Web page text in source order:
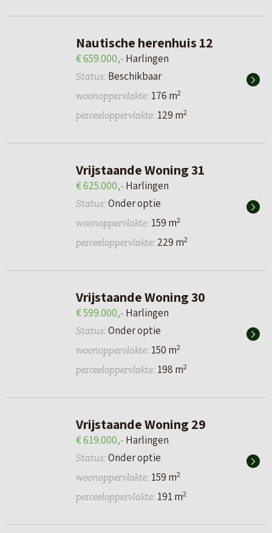
Nautische herenhuis 12
€ 659.000,- Harlingen
Status: Beschikbaar
woonoppervlakte: 176 m2
perceeloppervlakte: 129 m2
Vrijstaande Woning 31
€ 625.000,- Harlingen
Status: Onder optie
woonoppervlakte: 159 m2
perceeloppervlakte: 229 m2
Vrijstaande Woning 30
€ 599.000,- Harlingen
Status: Onder optie
woonoppervlakte: 150 m2
perceeloppervlakte: 198 m2
Vrijstaande Woning 29
€ 619.000,- Harlingen
Status: Onder optie
woonoppervlakte: 159 m2
perceeloppervlakte: 191 m2